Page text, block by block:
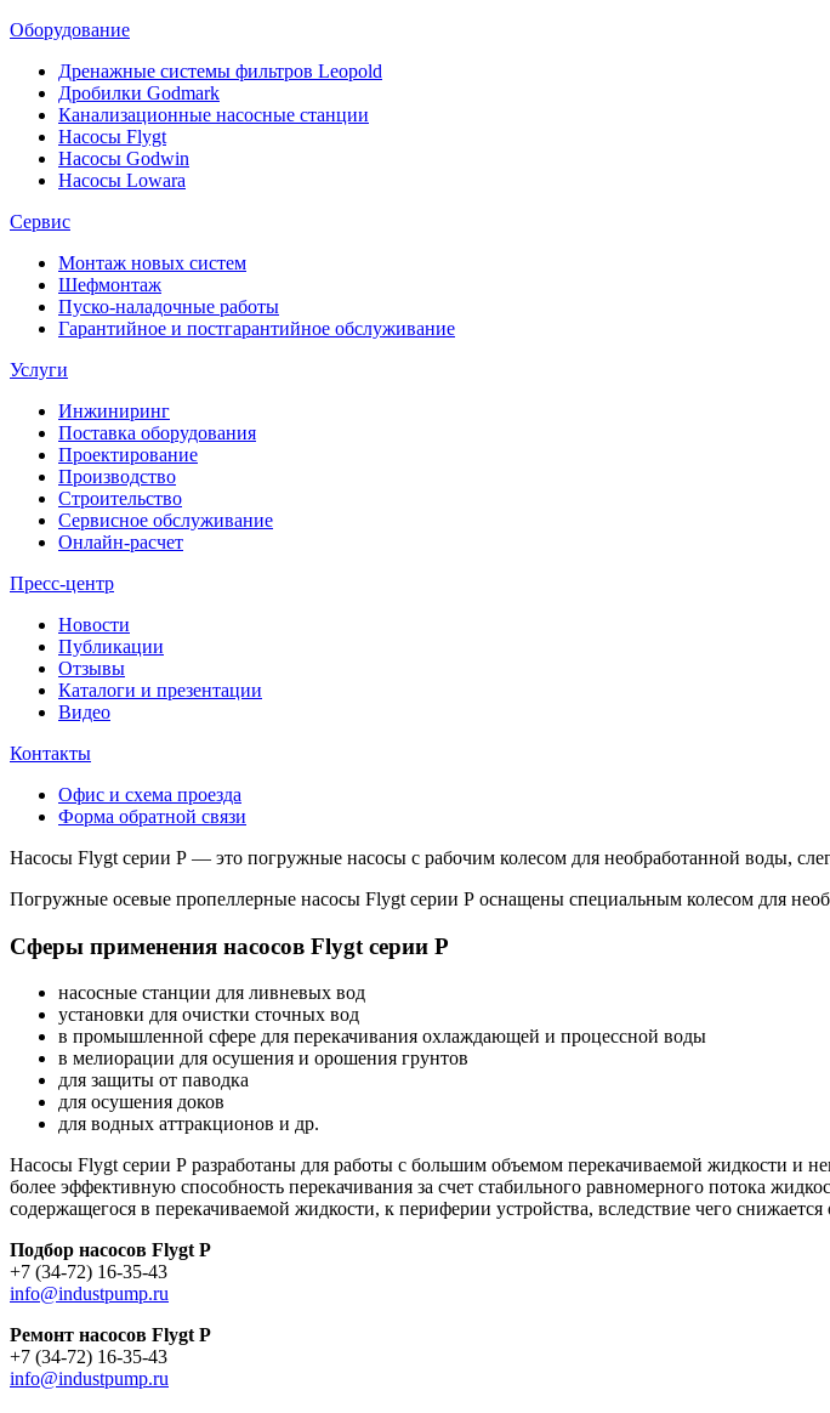
Оборудование
Дренажные системы фильтров Leopold
Дробилки Godmark
Канализационные насосные станции
Насосы Flygt
Насосы Godwin
Насосы Lowara
Сервис
Монтаж новых систем
Шефмонтаж
Пуско-наладочные работы
Гарантийное и постгарантийное обслуживание
Услуги
Инжиниринг
Поставка оборудования
Проектирование
Производство
Строительство
Сервисное обслуживание
Онлайн-расчет
Пресс-центр
Новости
Публикации
Отзывы
Каталоги и презентации
Видео
Контакты
Офис и схема проезда
Форма обратной связи
Насосы Flygt серии P — это погружные насосы с рабочим колесом для необработанной воды,
Погружные осевые пропеллерные насосы Flygt серии P оснащены специальным колесом для
Сферы применения насосов Flygt серии P
насосные станции для ливневых вод
установки для очистки сточных вод
в промышленной сфере для перекачивания охлаждающей и процессной воды
в мелиорации для осушения и орошения грунтов
для защиты от паводка
для осушения доков
для водных аттракционов и др.
Насосы Flygt серии Р разработаны для работы с большим объемом перекачиваемой жидкости
более эффективную способность перекачивания за счет стабильного равномерного потока
содержащегося в перекачиваемой жидкости, к периферии устройства, вследствие чего снижается
Подбор насосов Flygt P
+7 (34-72) 16-35-43
info@industpump.ru
Ремонт насосов Flygt P
+7 (34-72) 16-35-43
info@industpump.ru